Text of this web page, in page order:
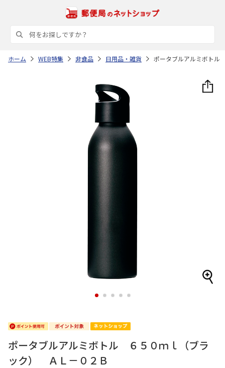
ホーム WEB特集 非食品 日用品・雑貨 ポータブルアルミボト
1 2 3 4 5
ポータブルアルミボトル ６５０ｍｌ（ブラ
ック） ＡＬ－０２Ｂ